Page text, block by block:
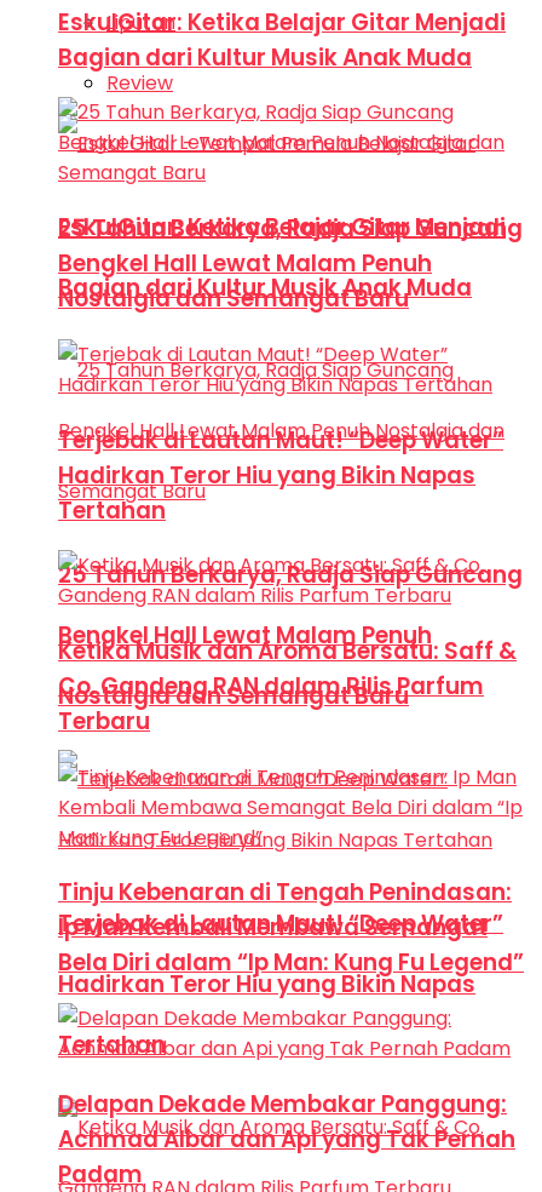
Liputan
Review
EskulGitar: Ketika Belajar Gitar Menjadi
Bagian dari Kultur Musik Anak Muda
25 Tahun Berkarya, Radja Siap Guncang
Bengkel Hall Lewat Malam Penuh
Nostalgia dan Semangat Baru
Terjebak di Lautan Maut! “Deep Water”
Hadirkan Teror Hiu yang Bikin Napas
Tertahan
EskulGitar: Ketika Belajar Gitar Menjadi
Bagian dari Kultur Musik Anak Muda
25 Tahun Berkarya, Radja Siap Guncang
Bengkel Hall Lewat Malam Penuh
Nostalgia dan Semangat Baru
Terjebak di Lautan Maut! “Deep Water”
Hadirkan Teror Hiu yang Bikin Napas
Tertahan
Ketika Musik dan Aroma Bersatu: Saff &
Co. Gandeng RAN dalam Rilis Parfum
Terbaru
Tinju Kebenaran di Tengah Penindasan:
Ip Man Kembali Membawa Semangat
Bela Diri dalam “Ip Man: Kung Fu Legend”
Delapan Dekade Membakar Panggung:
Achmad Albar dan Api yang Tak Pernah
Padam